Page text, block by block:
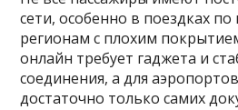
сети, особенно в поездках
регионам с плохим
онлайн требует гаджета и
соединения, а для
достаточно только самих